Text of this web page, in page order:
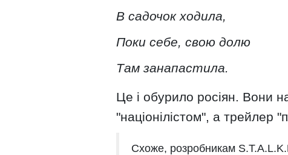
В садочок ходила,
Поки себе, свою долю
Там занапастила.
Це і обурило росіян. Вони
"націонілістом", а трейлер
Схоже, розробникам